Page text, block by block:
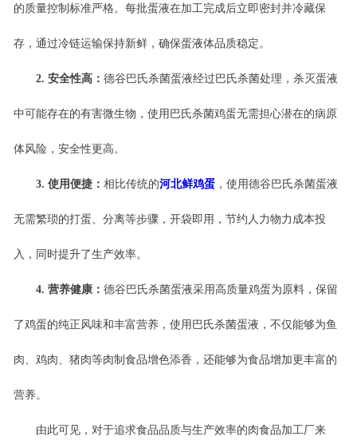
的质量控制标准严格。每批蛋液在加工完成后立即密封并冷藏保
存，通过冷链运输保持新鲜，确保蛋液体品质稳定 。
2. 安全性高： 德谷巴氏杀菌蛋液经过巴氏杀菌处理，杀灭蛋液
中可能存在的有害微生物，使用巴氏杀菌鸡蛋无需担心潜在的病原
体风险，安全性更高 。
3. 使用便捷： 相比传统的河北鲜鸡蛋， 使用德谷巴氏杀菌蛋液
无需繁琐的打蛋、分离等步骤，开袋即用 ，节约 人力物力 成本投
入，同时提升了生产效率。
4. 营养健康： 德谷巴氏杀菌蛋液采用高质量鸡蛋为原料， 保留
了鸡蛋的纯正风味和丰富营养， 使用巴氏杀菌蛋液，不仅能够为鱼
肉、鸡肉、猪肉等肉制 食品增色添香，还能够为食品增加更丰富的
营养。
由此可见， 对于追求食品品质与生产效率的肉食品加工厂来